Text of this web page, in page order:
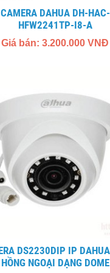
CAMERA DAHUA DH-HAC-
HFW2241TP-I8-A
Giá bán: 3.200.000 VNĐ
HỒNG NGOẠI DẠNG DOME